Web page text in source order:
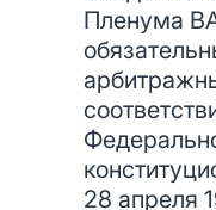
Пленума
28 апреля